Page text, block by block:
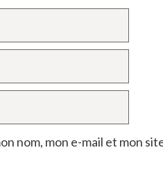
nom, mon e-mail et mon